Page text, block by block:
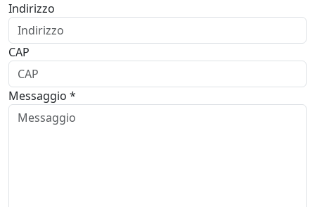
Indirizzo
CAP
Messaggio *